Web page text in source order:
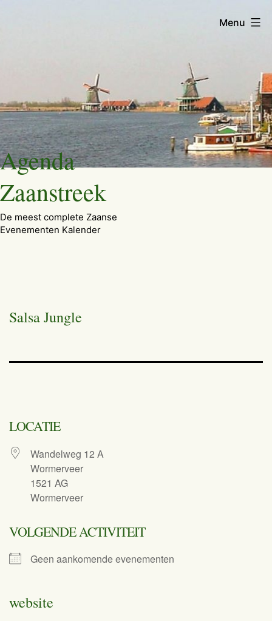
Ga
naar
de
inhoud
Agenda
Zaanstreek
De meest complete Zaanse
Evenementen Kalender
Menu
Salsa Jungle
LOCATIE
Wandelweg 12 A
Wormerveer
1521 AG
Wormerveer
VOLGENDE ACTIVITEIT
Geen aankomende evenementen
website